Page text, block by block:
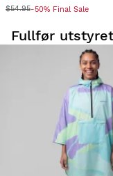
$54.95-50% Final Sale
Fullfør